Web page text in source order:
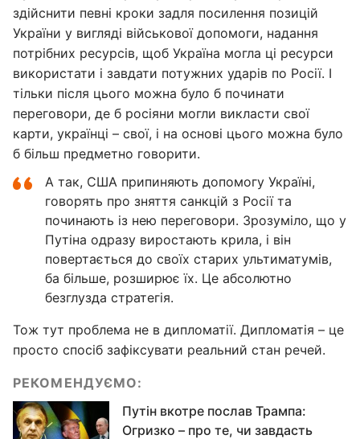
здійснити певні кроки задля посилення позицій
України у вигляді військової допомоги, надання
потрібних ресурсів, щоб Україна могла ці ресурси
використати і завдати потужних ударів по Росії. І
тільки після цього можна було б починати
переговори, де б росіяни могли викласти свої
карти, українці – свої, і на основі цього можна було
б більш предметно говорити.
А так, США припиняють допомогу Україні,
говорять про зняття санкцій з Росії та
починають із нею переговори. Зрозуміло, що у
Путіна одразу виростають крила, і він
повертається до своїх старих ультиматумів,
ба більше, розширює їх. Це абсолютно
безглузда стратегія.
Тож тут проблема не в дипломатії. Дипломатія – це
просто спосіб зафіксувати реальний стан речей.
РЕКОМЕНДУЄМО:
Путін вкотре послав Трампа:
Огризко – про те, чи завдасть